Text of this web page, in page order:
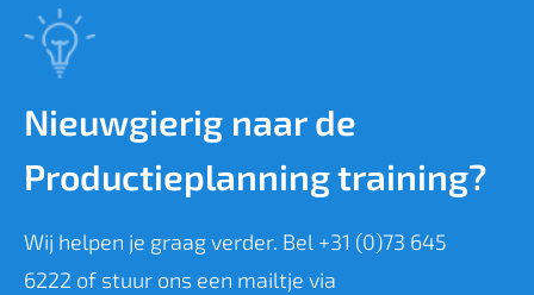
Nieuwgierig naar de
Productieplanning training?
Wij helpen je graag verder. Bel +31 (0)73 645
6222 of stuur ons een mailtje via